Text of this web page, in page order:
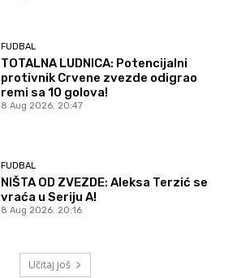
FUDBAL
TOTALNA LUDNICA: Potencijalni
protivnik Crvene zvezde odigrao
remi sa 10 golova!
8 Aug 2026. 20:47
FUDBAL
NIŠTA OD ZVEZDE: Aleksa Terzić se
vraća u Seriju A!
8 Aug 2026. 20:16
Učitaj još